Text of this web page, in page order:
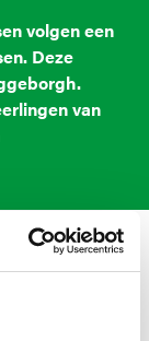
volgen een
Deze
van
het